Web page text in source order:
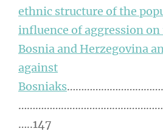
ethnic structure of the
influence of aggression
Bosnia and Herzegovina
against
Bosniaks
…..147